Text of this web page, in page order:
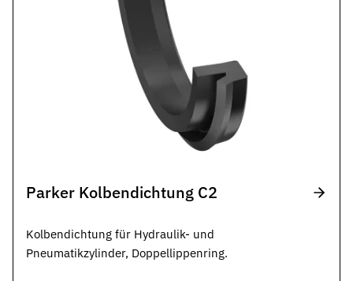
Parker Kolbendichtung C2
Kolbendichtung für Hydraulik- und
Pneumatikzylinder, Doppellippenring.